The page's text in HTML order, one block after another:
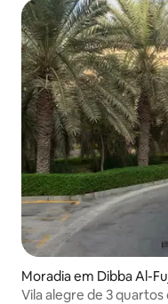
Moradia em Dibba Al-
Vila alegre de 3 quartos